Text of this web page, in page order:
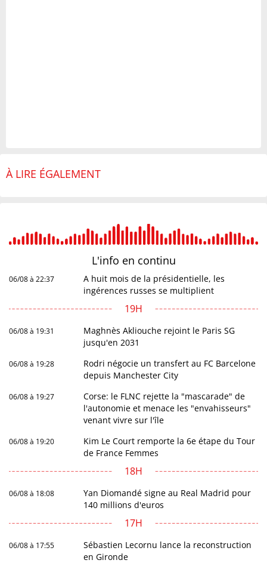
À LIRE ÉGALEMENT
L'info en continu
06/08 à 22:37
A huit mois de la présidentielle, les
ingérences russes se multiplient
19H
06/08 à 19:31
Maghnès Akliouche rejoint le Paris SG
jusqu'en 2031
06/08 à 19:28
Rodri négocie un transfert au FC Barcelone
depuis Manchester City
06/08 à 19:27
Corse: le FLNC rejette la "mascarade" de
l'autonomie et menace les "envahisseurs"
venant vivre sur l'île
06/08 à 19:20
Kim Le Court remporte la 6e étape du Tour
de France Femmes
18H
06/08 à 18:08
Yan Diomandé signe au Real Madrid pour
140 millions d'euros
17H
06/08 à 17:55
Sébastien Lecornu lance la reconstruction
en Gironde